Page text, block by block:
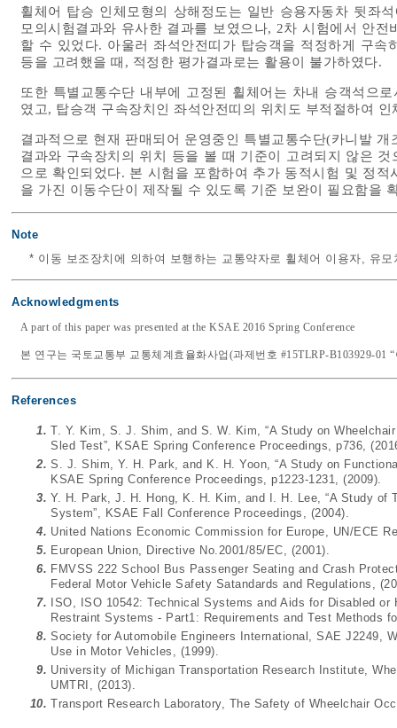
휠체어 탑승 인체모형의 상해정도는 일반 승용자동차 뒷좌
모의시험결과와 유사한 결과를 보였으나, 2차 시험에서 안
할 수 있었다. 아울러 좌석안전띠가 탑승객을 적정하게 구
등을 고려했을 때, 적정한 평가결과로는 활용이 불가하였다.
또한 특별교통수단 내부에 고정된 휠체어는 차내 승객석으
였고, 탑승객 구속장치인 좌석안전띠의 위치도 부적절하여
결과적으로 현재 판매되어 운영중인 특별교통수단(카니발
결과와 구속장치의 위치 등을 볼 때 기준이 고려되지 않은
으로 확인되었다. 본 시험을 포함하여 추가 동적시험 및 정
을 가진 이동수단이 제작될 수 있도록 기준 보완이 필요함을
Note
* 이동 보조장치에 의하여 보행하는 교통약자로 휠체어 이용자, 유
Acknowledgments
A part of this paper was presented at the KSAE 2016 Spring Conference
본 연구는 국토교통부 교통체계효율화사업(과제번호 #15TLRP-B103929-01
References
1. T. Y. Kim, S. J. Shim, and S. W. Kim, “A Study on
Sled Test”, KSAE Spring Conference Proceedings, p736,
2. S. J. Shim, Y. H. Park, and K. H. Yoon, “A Study on
KSAE Spring Conference Proceedings, p1223-1231, (2009).
3. Y. H. Park, J. H. Hong, K. H. Kim, and I. H. Lee, “A Study of
System”, KSAE Fall Conference Proceedings, (2004).
4. United Nations Economic Commission for Europe, UN/ECE
5. European Union, Directive No.2001/85/EC, (2001).
6. FMVSS 222 School Bus Passenger Seating and Crash
Federal Motor Vehicle Safety Satandards and Regulations,
7.
ISO, ISO 10542: Technical Systems and Aids for Disabled
Restraint Systems - Part1: Requirements and Test Methods
8. Society for Automobile Engineers International, SAE J2249,
Use in Motor Vehicles, (1999).
9. University of Michigan Transportation Research Institute,
UMTRI, (2013).
10. Transport Research Laboratory, The Safety of Wheelchair